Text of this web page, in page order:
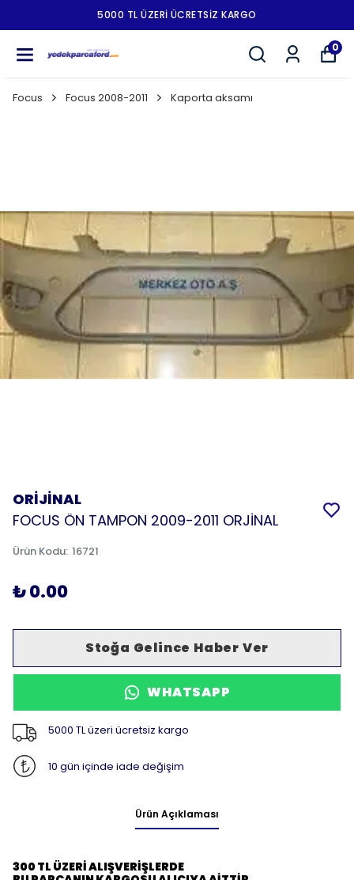
5000 TL ÜZERI ÜCRETSIZ KARGO
0
Focus Focus 2008-2011 Kaporta aksamı
ORİJİNAL
FOCUS ÖN TAMPON 2009-2011 ORJİNAL
Ürün Kodu: 16721
₺ 0.00
Stoğa Gelince Haber Ver
WHATSAPP
5000 TL üzeri ücretsiz kargo
10 gün içinde iade değişim
Ürün Açıklaması
300 TL ÜZERİ ALIŞVERİŞLERDE